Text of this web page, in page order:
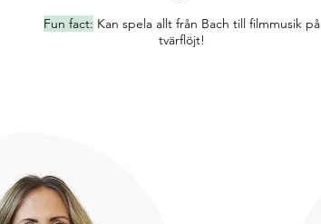
Fun fact: Kan spela allt från Bach till filmmusik på
tvärflöjt!